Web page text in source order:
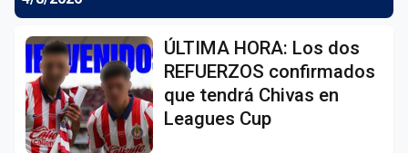
ÚLTIMA HORA: Los dos
REFUERZOS confirmados
que tendrá Chivas en
Leagues Cup